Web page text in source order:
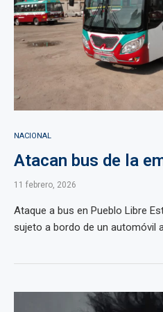
NACIONAL
Atacan bus de la
11 febrero, 2026
Ataque a bus en Pueblo Libre
sujeto a bordo de un automóvil